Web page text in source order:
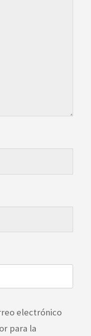
electrónico
para la